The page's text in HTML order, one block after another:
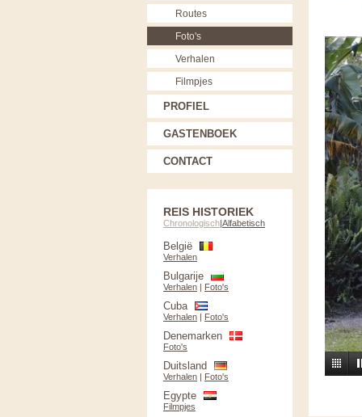
Routes
Foto's
Verhalen
Filmpjes
PROFIEL
GASTENBOEK
CONTACT
REIS HISTORIEK
Chronologisch|Alfabetisch
België
Verhalen
Bulgarije
Verhalen | Foto's
Cuba
Verhalen | Foto's
Denemarken
Foto's
Duitsland
Verhalen | Foto's
Egypte
Filmpjes